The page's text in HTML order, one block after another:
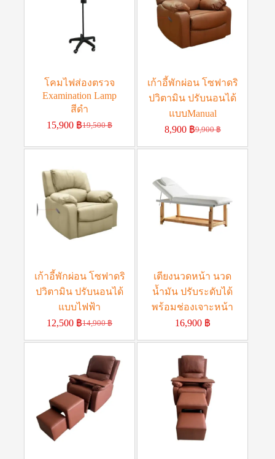
โคมไฟส่องตรวจ
Examination Lamp
สีดำ
19,500฿
15,900 ฿
เก้าอี้พักผ่อน โซฟาดริ
ปวิตามิน ปรับนอนได้
แบบManual
9,900฿
8,900 ฿
เก้าอี้พักผ่อน โซฟาดริ
ปวิตามิน ปรับนอนได้
แบบไฟฟ้า
14,900฿
12,500 ฿
เตียงนวดหน้า นวด
น้ำมัน ปรับระดับได้
พร้อมช่องเจาะหน้า
16,900 ฿